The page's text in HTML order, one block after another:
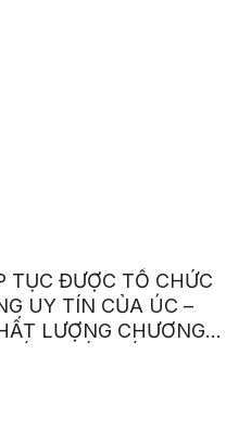
TỤC ĐƯỢC TỔ CHỨC
UY TÍN CỦA ÚC –
LƯỢNG CHƯƠNG